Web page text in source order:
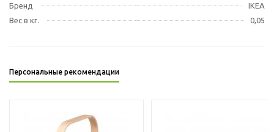
Бренд
IKEA
Вес в кг.
0,05
Персональные рекомендации